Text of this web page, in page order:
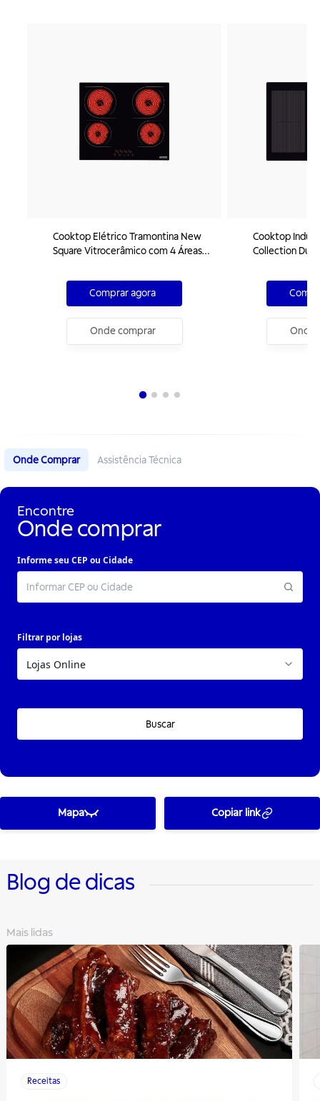
Cooktop Elétrico Tramontina New
Square Vitrocerâmico com 4 Áreas
Comprar agora
Onde comprar
Cooktop
Collection Duo
Onde
Onde Comprar Assistência Técnica
Encontre
Onde comprar
Informe seu CEP ou Cidade
Filtrar por lojas
Buscar
Mapa Copiar link
Blog de dicas
Mais lidas
Receitas